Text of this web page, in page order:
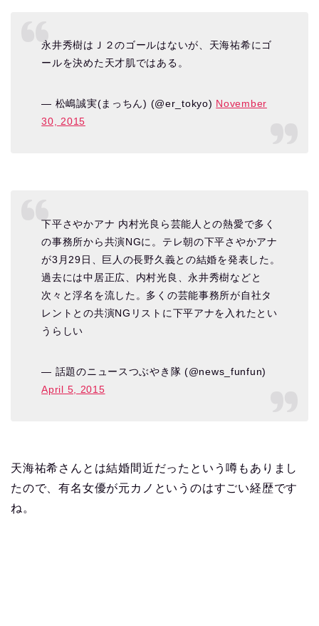
永井秀樹はＪ２のゴールはないが、天海祐希にゴ
ールを決めた天才肌ではある。
— 松嶋誠実(まっちん) (@er_tokyo) November
30, 2015
下平さやかアナ 内村光良ら芸能人との熱愛で多く
の事務所から共演NGに。テレ朝の下平さやかアナ
が3月29日、巨人の長野久義との結婚を発表した。
過去には中居正広、内村光良、永井秀樹などと
次々と浮名を流した。多くの芸能事務所が自社タ
レントとの共演NGリストに下平アナを入れたとい
うらしい
— 話題のニュースつぶやき隊 (@news_funfun)
April 5, 2015
天海祐希さんとは結婚間近だったという噂もありまし
たので、有名女優が元カノというのはすごい経歴です
ね。